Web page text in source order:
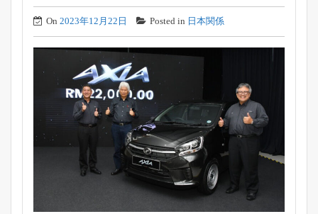
On 2023年12月22日 Posted in 日本関係